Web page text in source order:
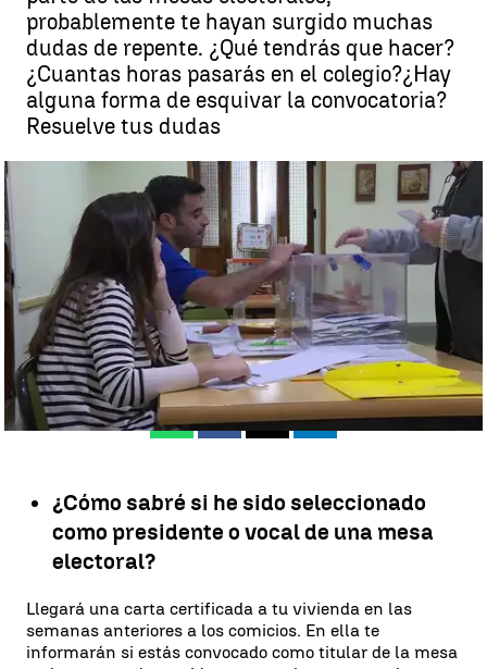
probablemente te hayan surgido muchas
dudas de repente. ¿Qué tendrás que hacer?
¿Cuantas horas pasarás en el colegio?¿Hay
alguna forma de esquivar la convocatoria?
Resuelve tus dudas
Manual para los miembros de una mesa electoral |
Antena 3
Noticias
Antena 3 Noticias Madrid
Publicado:14 de mayo de 2019, 21:36
WhatsappFacebook
X Linkedin
¿Cómo sabré si he sido seleccionado
como presidente o vocal de una mesa
electoral?
Llegará una carta certificada a tu vivienda en las
semanas anteriores a los comicios. En ella te
informarán si estás convocado como titular de la mesa